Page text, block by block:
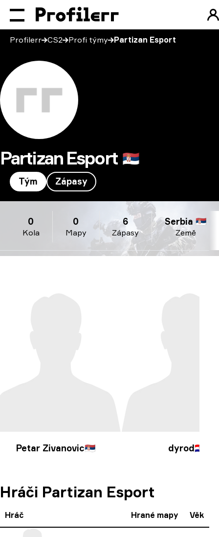
Profilerr CS2 Profi týmy Partizan Esport
Partizan Esport 🇷🇸
Tým Zápasy
Kola
0
Mapy
0
Zápasy
6
Země
Serbia 🇷🇸
Petar Zivanovic🇷🇸 dyrod🇭🇷
Hráči Partizan Esport
Hráč Hrané mapy Věk